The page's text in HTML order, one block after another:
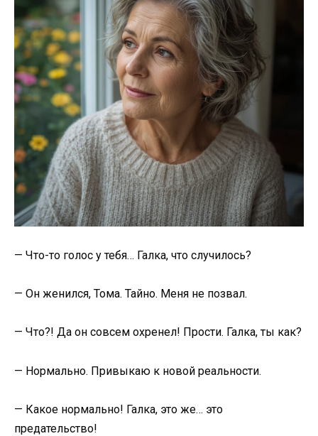
— Что-то голос у тебя… Галка, что случилось?
— Он женился, Тома. Тайно. Меня не позвал.
— Что?! Да он совсем охренел! Прости. Галка, ты как?
— Нормально. Привыкаю к новой реальности.
— Какое нормально! Галка, это же… это
предательство!